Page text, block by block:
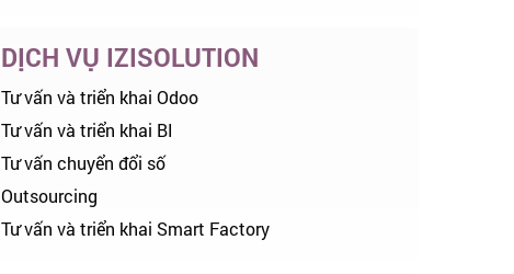
DỊCH VỤ IZISOLUTION
Tư vấn và triển khai Odoo
Tư vấn và triển khai BI
Tư vấn chuyển đổi số
Outsourcing
Tư vấn và triển khai Smart Factory